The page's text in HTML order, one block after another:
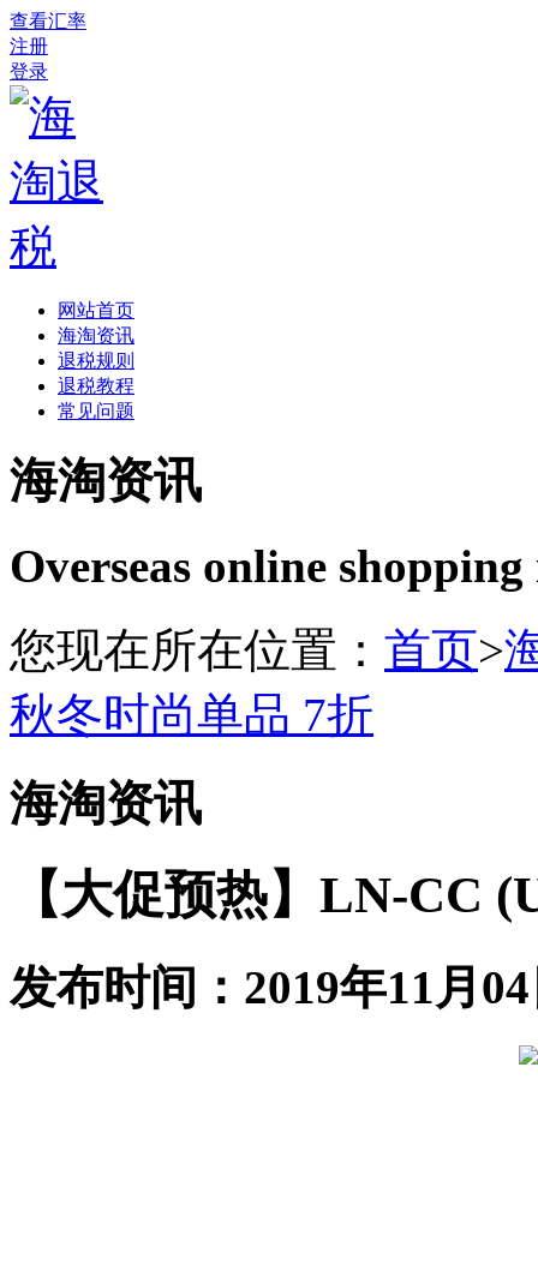
查看汇率
注册
登录
网站首页
海淘资讯
退税规则
退税教程
常见问题
海淘资讯
Overseas online
您现在所在位置： 首页>
秋冬时尚单品 7折
海淘资讯
【大促预热】LN-CC
发布时间：2019年11月